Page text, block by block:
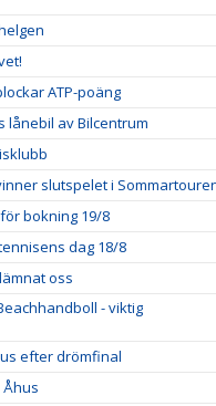
ATP-poäng
lånebil av Bilcentrum
slutspelet i
bokning 19/8
dag 18/8
oss
- viktig
efter drömfinal